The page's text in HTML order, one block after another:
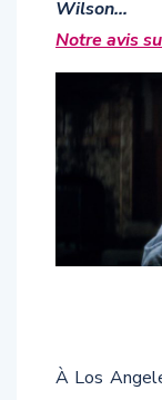
Notre avis
filles